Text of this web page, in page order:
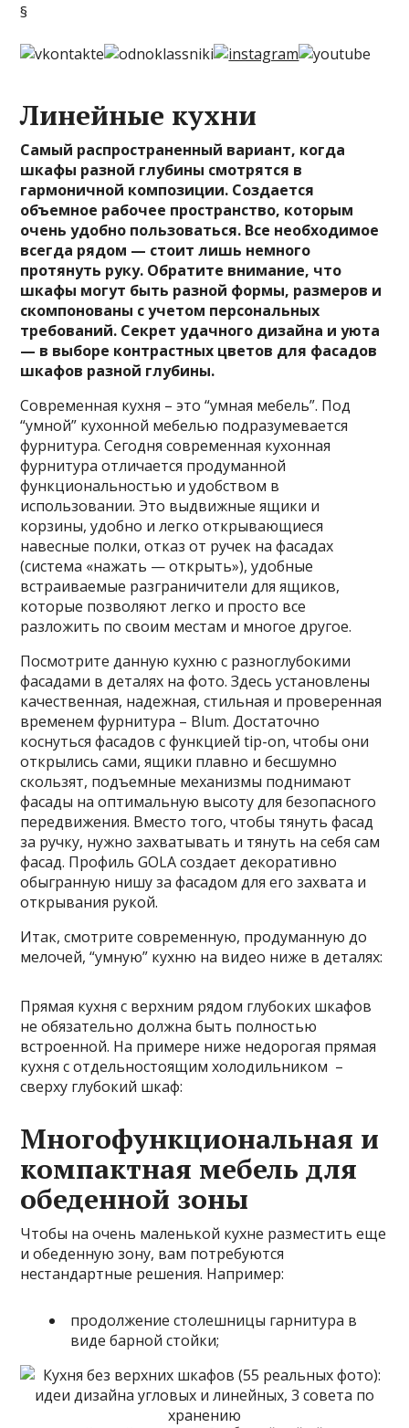
§
Линейные кухни
Самый распространенный вариант, когда
шкафы разной глубины смотрятся в
гармоничной композиции. Создается
объемное рабочее пространство, которым
очень удобно пользоваться. Все необходимое
всегда рядом — стоит лишь немного
протянуть руку. Обратите внимание, что
шкафы могут быть разной формы, размеров и
скомпонованы с учетом персональных
требований. Секрет удачного дизайна и уюта
— в выборе контрастных цветов для фасадов
шкафов разной глубины.
Современная кухня – это “умная мебель”. Под
“умной” кухонной мебелью подразумевается
фурнитура. Сегодня современная кухонная
фурнитура отличается продуманной
функциональностью и удобством в
использовании. Это выдвижные ящики и
корзины, удобно и легко открывающиеся
навесные полки, отказ от ручек на фасадах
(система «нажать — открыть»), удобные
встраиваемые разграничители для ящиков,
которые позволяют легко и просто все
разложить по своим местам и многое другое.
Посмотрите данную кухню с разноглубокими
фасадами в деталях на фото. Здесь установлены
качественная, надежная, стильная и проверенная
временем фурнитура – Blum. Достаточно
коснуться фасадов с функцией tip-on, чтобы они
открылись сами, ящики плавно и бесшумно
скользят, подъемные механизмы поднимают
фасады на оптимальную высоту для безопасного
передвижения. Вместо того, чтобы тянуть фасад
за ручку, нужно захватывать и тянуть на себя сам
фасад. Профиль GOLA создает декоративно
обыгранную нишу за фасадом для его захвата и
открывания рукой.
Итак, смотрите современную, продуманную до
мелочей, “умную” кухню на видео ниже в деталях:
Прямая кухня с верхним рядом глубоких шкафов
не обязательно должна быть полностью
встроенной. На примере ниже недорогая прямая
кухня с отдельностоящим холодильником –
сверху глубокий шкаф:
Многофункциональная и
компактная мебель для
обеденной зоны
Чтобы на очень маленькой кухне разместить еще
и обеденную зону, вам потребуются
нестандартные решения. Например:
продолжение столешницы гарнитура в
виде барной стойки;